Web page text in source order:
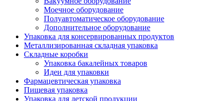
Моечное оборудование
Полуавтоматическое оборудование
Дополнительное оборудование
Упаковка для консервированных продуктов
Металлизированная складная упаковка
Складные коробки
Упаковка бакалейных товаров
Идеи для упаковки
Фармацевтическая упаковка
Пищевая упаковка
Упаковка для детской продукции